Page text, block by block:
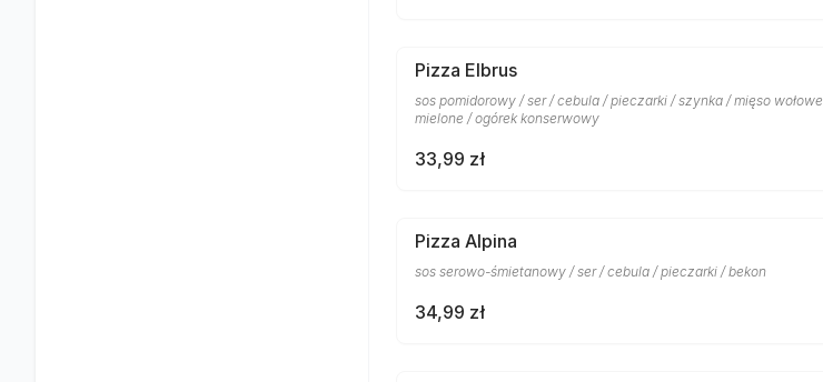
Pizza Elbrus
sos pomidorowy / ser / cebula / pieczarki / szynka / mięso wołowe
mielone / ogórek konserwowy
33,99 zł
Pizza Alpina
sos serowo-śmietanowy / ser / cebula / pieczarki / bekon
34,99 zł